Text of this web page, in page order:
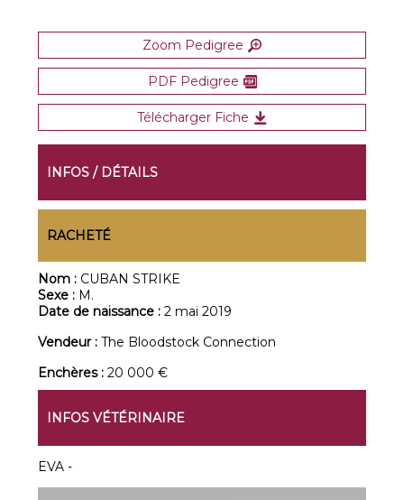
Zoom Pedigree
PDF Pedigree
Télécharger Fiche
INFOS / DÉTAILS
RACHETÉ
Nom : CUBAN STRIKE
Sexe : M.
Date de naissance :2 mai 2019
Vendeur :The Bloodstock Connection
Enchères :20 000 €
INFOS VÉTÉRINAIRE
EVA -